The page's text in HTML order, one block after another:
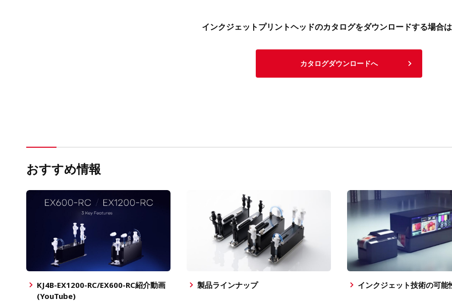
インクジェットプリントヘッドのカタログをダウンロードする場合
カタログダウンロードへ
おすすめ情報
KJ4B-EX1200-RC/EX600-RC紹介動画
(YouTube)
製品ラインナップ インクジェット技術の可能